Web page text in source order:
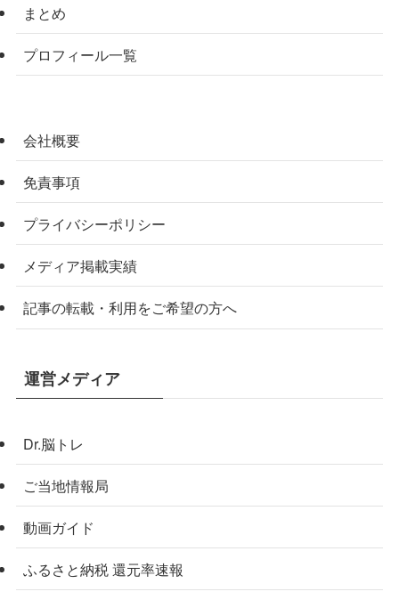
まとめ
プロフィール一覧
会社概要
免責事項
プライバシーポリシー
メディア掲載実績
記事の転載・利用をご希望の方へ
運営メディア
Dr.脳トレ
ご当地情報局
動画ガイド
ふるさと納税 還元率速報